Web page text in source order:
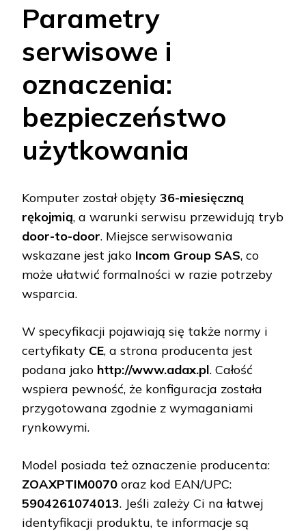
Parametry
serwisowe i
oznaczenia:
bezpieczeństwo
użytkowania
Komputer został objęty 36-miesięczną
rękojmią, a warunki serwisu przewidują tryb
door-to-door. Miejsce serwisowania
wskazane jest jako Incom Group SAS, co
może ułatwić formalności w razie potrzeby
wsparcia.
W specyfikacji pojawiają się także normy i
certyfikaty CE, a strona producenta jest
podana jako http://www.adax.pl. Całość
wspiera pewność, że konfiguracja została
przygotowana zgodnie z wymaganiami
rynkowymi.
Model posiada też oznaczenie producenta:
ZOAXPTIM0070 oraz kod EAN/UPC:
5904261074013. Jeśli zależy Ci na łatwej
identyfikacji produktu, te informacje są